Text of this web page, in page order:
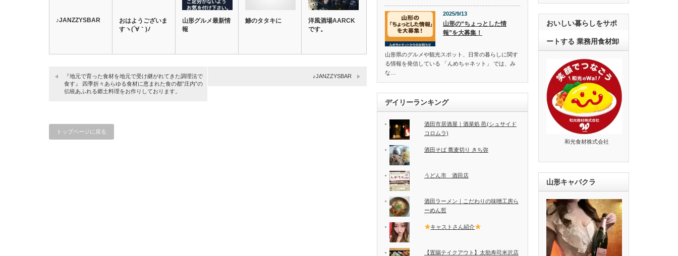
♪JANZZYSBAR
おはようございま
すヽ(´∀｀)ﾉ
山形グルメ最新情
報
鯵のタタキに
洋風酒場AARCK
です。
『地元で育った食材を地元で受け継がれてきた調理法で
食す』 四季折々あらゆる食材に恵まれた食の都”庄内”の
伝統あふれる郷土料理をお作りしております。
♪JANZZYSBAR
トップページに戻る
2025/9/13
山形の“ちょっとした情
報”を大募集！
山形県のグルメや観光スポット、日常の暮らしに関す
る情報を発信している 「んめちゃネット」 では、み
な…
デイリーランキング
酒田市居酒屋｜酒菜処 邑(シュサイド
コロムラ)
酒田そば 蕎麦切り きち弥
うどん市 酒田店
酒田ラーメン｜こだわりの味噌工房ら
ーめん哲
キャストさん紹介
【置賜テイクアウト】太助寿司米沢店
おいしい暮らしをサポ
ートする 業務用食材卸
和光食材株式会社
山形キャバクラ